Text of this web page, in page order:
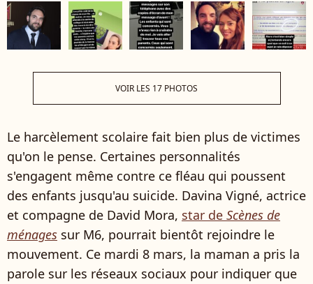
VOIR LES 17 PHOTOS
Le harcèlement scolaire fait bien plus de victimes
qu'on le pense. Certaines personnalités
s'engagent même contre ce fléau qui poussent
des enfants jusqu'au suicide. Davina Vigné, actrice
et compagne de David Mora, star de Scènes de
ménages sur M6, pourrait bientôt rejoindre le
mouvement. Ce mardi 8 mars, la maman a pris la
parole sur les réseaux sociaux pour indiquer que